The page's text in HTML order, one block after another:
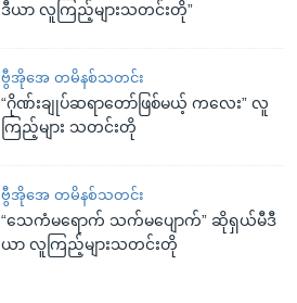
ဒီယာ လူကြည့်များသတင်းတို”
ဗွီအိုအေ တမိနစ်သတင်း
“ဂိုဏ်းချုပ်ဆရာတော်ဖြစ်မယ့် ကလေး” လူ
ကြည့်များ သတင်းတို
ဗွီအိုအေ တမိနစ်သတင်း
“သေကံမရောက် သက်မပျောက်” ဆိုရှယ်မီဒီ
ယာ လူကြည့်များသတင်းတို